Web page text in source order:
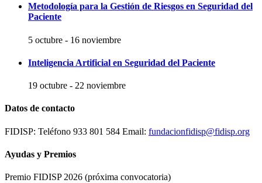
Metodología para la Gestión de Riesgos en Seguridad del
Paciente
5 octubre - 16 noviembre
Inteligencia Artificial en Seguridad del Paciente
19 octubre - 22 noviembre
Datos de contacto
FIDISP: Teléfono 933 801 584 Email: fundacionfidisp@fidisp.org
Ayudas y Premios
Premio FIDISP 2026 (próxima convocatoria)